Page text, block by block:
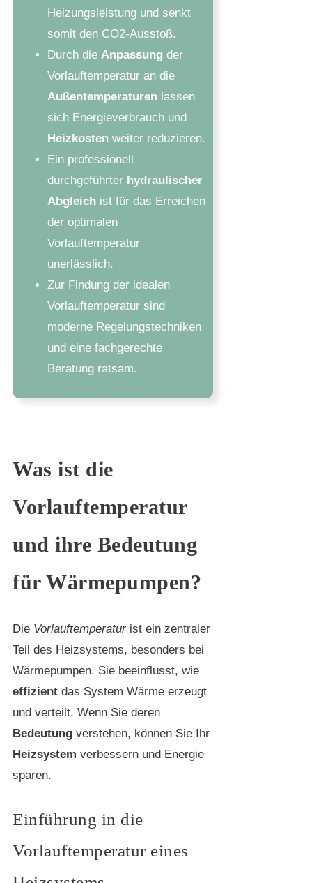
Heizungsleistung und senkt
somit den CO2-Ausstoß.
Durch die Anpassung der
Vorlauftemperatur an die
Außentemperaturen lassen
sich Energieverbrauch und
Heizkosten weiter reduzieren.
Ein professionell
durchgeführter hydraulischer
Abgleich ist für das Erreichen
der optimalen
Vorlauftemperatur
unerlässlich.
Zur Findung der idealen
Vorlauftemperatur sind
moderne Regelungstechniken
und eine fachgerechte
Beratung ratsam.
Was ist die
Vorlauftemperatur
und ihre Bedeutung
für Wärmepumpen?
Die Vorlauftemperaturist ein zentraler
Teil des Heizsystems, besonders bei
Wärmepumpen. Sie beeinflusst, wie
effizient das System Wärme erzeugt
und verteilt. Wenn Sie deren
Bedeutung verstehen, können Sie Ihr
Heizsystem verbessern und Energie
sparen.
Einführung in die
Vorlauftemperatur eines